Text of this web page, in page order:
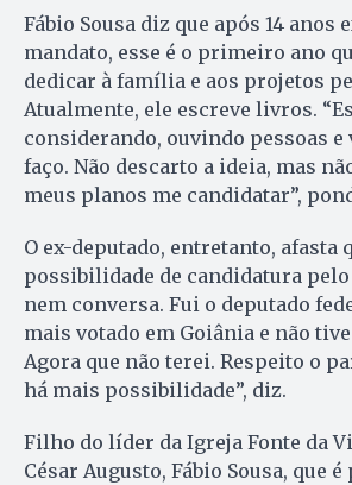
Fábio Sousa diz que após 14 anos
mandato, esse é o primeiro ano
dedicar à família e aos projetos
Atualmente, ele escreve livros.
considerando, ouvindo pessoas e
faço. Não descarto a ideia, mas
meus planos me candidatar”,
O ex-deputado, entretanto, afasta
possibilidade de candidatura pelo
nem conversa. Fui o deputado
mais votado em Goiânia e não
Agora que não terei. Respeito o
há mais possibilidade”, diz.
Filho do líder da Igreja Fonte da
César Augusto, Fábio Sousa, que